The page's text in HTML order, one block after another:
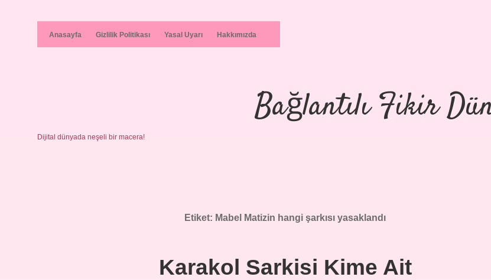
Anasayfa Gizlilik Politikası Yasal Uyarı Hakkımızda
Bağlantılı Fikir
Dijital dünyada neşeli bir macera!
Etiket: Mabel Matizin hangi şarkısı yasaklandı
Karakol Sarkisi Kime Ait